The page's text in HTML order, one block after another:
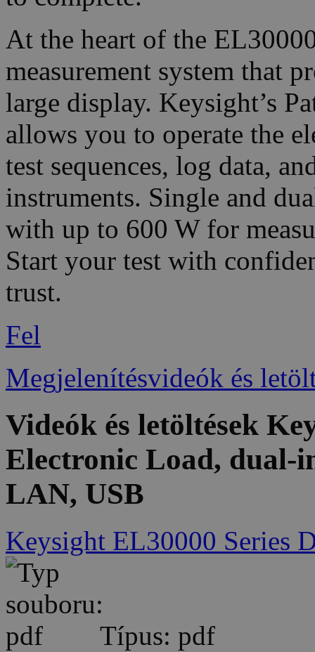
At the heart of the
measurement system that
large display. Keysight’s
allows you to operate the
test sequences, log data,
instruments. Single and
with up to 600 W for
Start your test with
trust.
Fel
Megjelenítésvideók és
Videók és letöltések
Electronic Load, dual-
LAN, USB
Keysight EL30000 Series
Típus: pdf